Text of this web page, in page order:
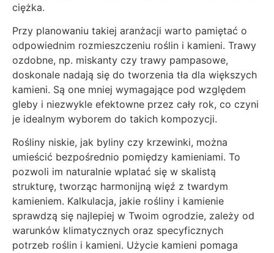
ciężka.
Przy planowaniu takiej aranżacji warto pamiętać o
odpowiednim rozmieszczeniu roślin i kamieni. Trawy
ozdobne, np. miskanty czy trawy pampasowe,
doskonale nadają się do tworzenia tła dla większych
kamieni. Są one mniej wymagające pod względem
gleby i niezwykle efektowne przez cały rok, co czyni
je idealnym wyborem do takich kompozycji.
Rośliny niskie, jak byliny czy krzewinki, można
umieścić bezpośrednio pomiędzy kamieniami. To
pozwoli im naturalnie wplatać się w skalistą
strukturę, tworząc harmonijną więź z twardym
kamieniem. Kalkulacja, jakie rośliny i kamienie
sprawdzą się najlepiej w Twoim ogrodzie, zależy od
warunków klimatycznych oraz specyficznych
potrzeb roślin i kamieni. Użycie kamieni pomaga